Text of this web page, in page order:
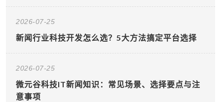
2026-07-25
新闻行业科技开发怎么选？5大方法搞定平台选择
2026-07-25
微元谷科技IT新闻知识：常见场景、选择要点与注
意事项